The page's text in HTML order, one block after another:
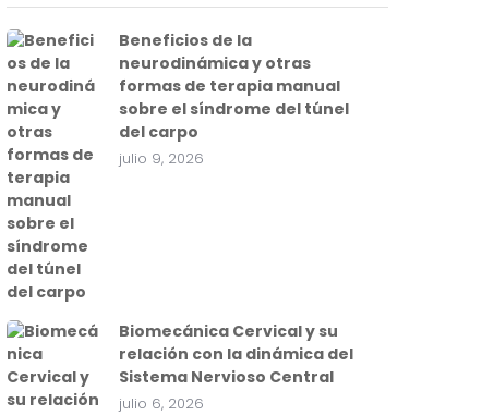
Beneficios de la
neurodinámica y otras
formas de terapia manual
sobre el síndrome del túnel
del carpo
julio 9, 2026
Biomecánica Cervical y su
relación con la dinámica del
Sistema Nervioso Central
julio 6, 2026